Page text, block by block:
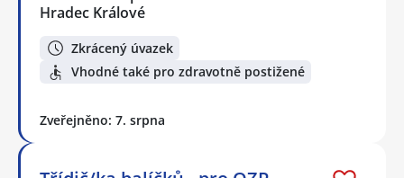
Hradec Králové
Zkrácený úvazek
Vhodné také pro zdravotně postižené
Zveřejněno: 7. srpna